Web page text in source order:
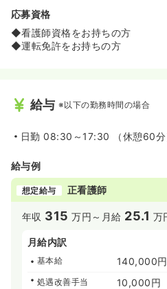
応募資格
◆看護師資格をお持ちの方
◆運転免許をお持ちの方
給与 ※以下の勤務時間の場合
日勤 08:30～17:30 （休憩60分
給与例
想定給与 正看護師
年収 315 万円～ 月給 25.1 万
月給内訳
基本給 140,000円
処遇改善手当 10,000円